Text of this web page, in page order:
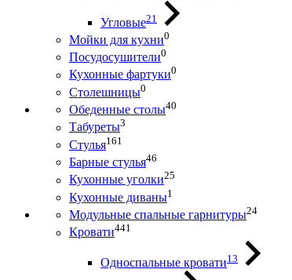
Угловые21
Мойки для кухни0
Посудосушители0
Кухонные фартуки0
Столешницы0
Обеденные столы40
Табуреты3
Стулья161
Барные стулья46
Кухонные уголки25
Кухонные диваны1
Модульные спальные гарнитуры24
Кровати441
Односпальные кровати13